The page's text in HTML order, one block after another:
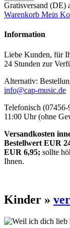
Gratisversand
Warenkorb Mein
Information
Liebe Kunden, für
24 Stunden zur
Alternativ:
info@cap-music.de
Telefonisch
11:00 Uhr (ohne
Versandkosten
Bestellwert EUR
EUR 6,95; sollte
Ihnen.
Kinder »